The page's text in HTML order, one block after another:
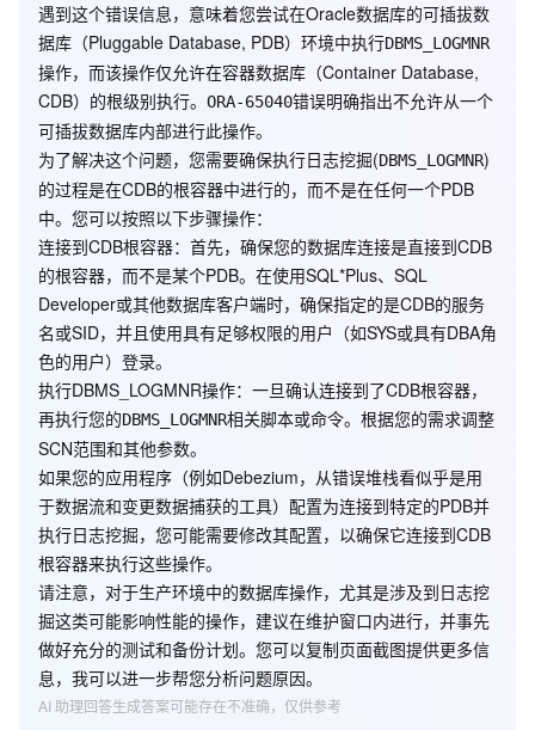
4 C 8Oall.java:655) at oracle.jdbc.driver.T
4CCallableStatement.doOall8(T
4CCallableStatement.java:265) at oracle.jdbc.driver.T
4CCallableStatement.doOall8(T 4CCallableStatement.java:86)
at oracle.jdbc.driver.T 4CCallableStatement.executeForRows(T
4CCallableStatement.java:965) at
oracle.jdbc.driver.OracleStatement.doExecuteWithTimeout(Ora
cleStatement.java:1205) at
oracle.jdbc.driver.OraclePreparedStatement.executeInternal(O
raclePreparedStatement.java:3666) at oracle.jdbc.driver.T
4CCallableStatement.executeInternal(T
4CCallableStatement.java:1358) at
oracle.jdbc.driver.OraclePreparedStatement.execute(OraclePr
eparedStatement.java:3778) at
oracle.jdbc.driver.OracleCallableStatement.execute(OracleCall
ableStatement.java:4251) at
oracle.jdbc.driver.OraclePreparedStatementWrapper.execute(
OraclePreparedStatementWrapper.java:1081) at
io.debezium.connector.oracle.logminer.LogMinerHelper.execute
CallableStatement(LogMinerHelper.java:693) at
io.debezium.connector.oracle.logminer.LogMinerHelper.startLo
gMining(LogMinerHelper.java:236) at
io.debezium.connector.oracle.logminer.LogMinerStreamingCha
遇到这个错误信息，意味着您尝试在Oracle数据库的可插拔数
据库（Pluggable Database, PDB）环境中执行DBMS_LOGMNR
操作，而该操作仅允许在容器数据库（Container Database,
CDB）的根级别执行。 ORA-65040错误明确指出不允许从一个
可插拔数据库内部进行此操作。
为了解决这个问题，您需要确保执行日志挖掘(DBMS_LOGMNR)
的过程是在CDB的根容器中进行的，而不是在任何一个PDB
中。您可以按照以下步骤操作：
连接到CDB根容器：首先，确保您的数据库连接是直接到CDB
的根容器，而不是某个PDB。在使用SQL*Plus、SQL
Developer或其他数据库客户端时，确保指定的是CDB的服务
名或SID，并且使用具有足够权限的用户（如SYS或具有DBA角
色的用户）登录。
执行DBMS_LOGMNR操作：一旦确认连接到了CDB根容器，
再执行您的DBMS_LOGMNR相关脚本或命令。根据您的需求调整
SCN范围和其他参数。
如果您的应用程序（例如Debezium，从错误堆栈看似乎是用
于数据流和变更数据捕获的工具）配置为连接到特定的PDB并
执行日志挖掘，您可能需要修改其配置，以确保它连接到CDB
根容器来执行这些操作。
请注意，对于生产环境中的数据库操作，尤其是涉及到日志挖
掘这类可能影响性能的操作，建议在维护窗口内进行，并事先
做好充分的测试和备份计划。您可以复制页面截图提供更多信
息，我可以进一步帮您分析问题原因。
AI 助理回答生成答案可能存在不准确，仅供参考